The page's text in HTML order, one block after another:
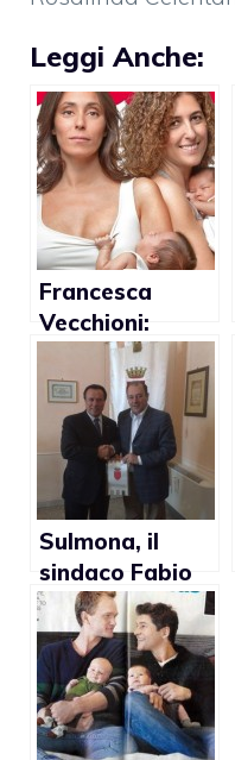
Leggi Anche:
Francesca
Vecchioni:
amore lesbo e
mamma di due
gemelle
Sulmona, il
sindaco Fabio
Federico: “I
gay?
Un’aberrazione
genetica”